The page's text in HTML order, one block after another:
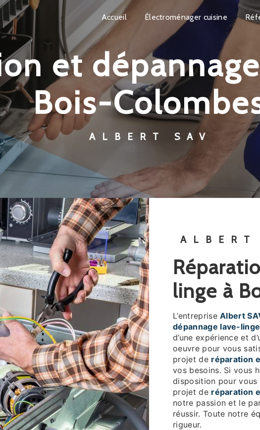
Accueil Électroménager cuisine
Bois-
ALBERT SAV
réparation et dépannage lave-
linge à
L’entrepriseAlbert
dépannage lave-linge
d’une expérience et
oeuvre pour vous
projet de réparation
vos besoins. Si vous
disposition pour vous
projet de réparation
notre passion et le
réussir. Toute notre
rigueur.